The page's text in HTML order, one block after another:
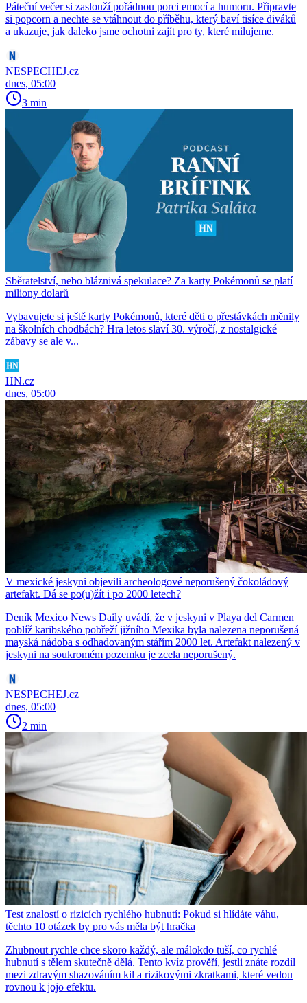
Páteční večer si zaslouží pořádnou porci emocí a humoru. Připravte
si popcorn a nechte se vtáhnout do příběhu, který baví tisíce diváků
a ukazuje, jak daleko jsme ochotni zajít pro ty, které milujeme.
NESPECHEJ.cz
dnes, 05:00
3 min
Sběratelství, nebo bláznivá spekulace? Za karty Pokémonů se platí
miliony dolarů
Vybavujete si ještě karty Pokémonů, které děti o přestávkách měnily
na školních chodbách? Hra letos slaví 30. výročí, z nostalgické
zábavy se ale v...
HN.cz
dnes, 05:00
V mexické jeskyni objevili archeologové neporušený čokoládový
artefakt. Dá se po(u)žít i po 2000 letech?
Deník Mexico News Daily uvádí, že v jeskyni v Playa del Carmen
poblíž karibského pobřeží jižního Mexika byla nalezena neporušená
mayská nádoba s odhadovaným stářím 2000 let. Artefakt nalezený v
jeskyni na soukromém pozemku je zcela neporušený.
NESPECHEJ.cz
dnes, 05:00
2 min
Test znalostí o rizicích rychlého hubnutí: Pokud si hlídáte váhu,
těchto 10 otázek by pro vás měla být hračka
Zhubnout rychle chce skoro každý, ale málokdo tuší, co rychlé
hubnutí s tělem skutečně dělá. Tento kvíz prověří, jestli znáte rozdíl
mezi zdravým shazováním kil a rizikovými zkratkami, které vedou
rovnou k jojo efektu.